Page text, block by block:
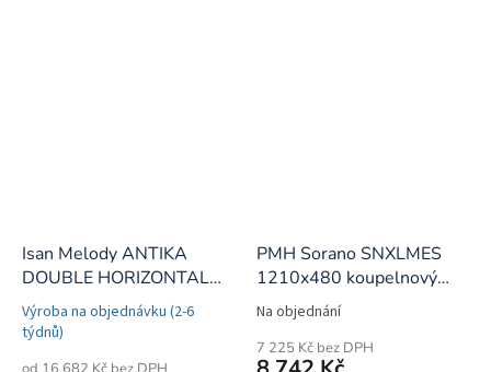
Isan Melody ANTIKA
DOUBLE HORIZONTAL
koupelnový radiátor
Výroba na objednávku (2-6
týdnů)
PMH Sorano SNXLMES
1210x480 koupelnový
radiátor
Na objednání
7 225 Kč bez DPH